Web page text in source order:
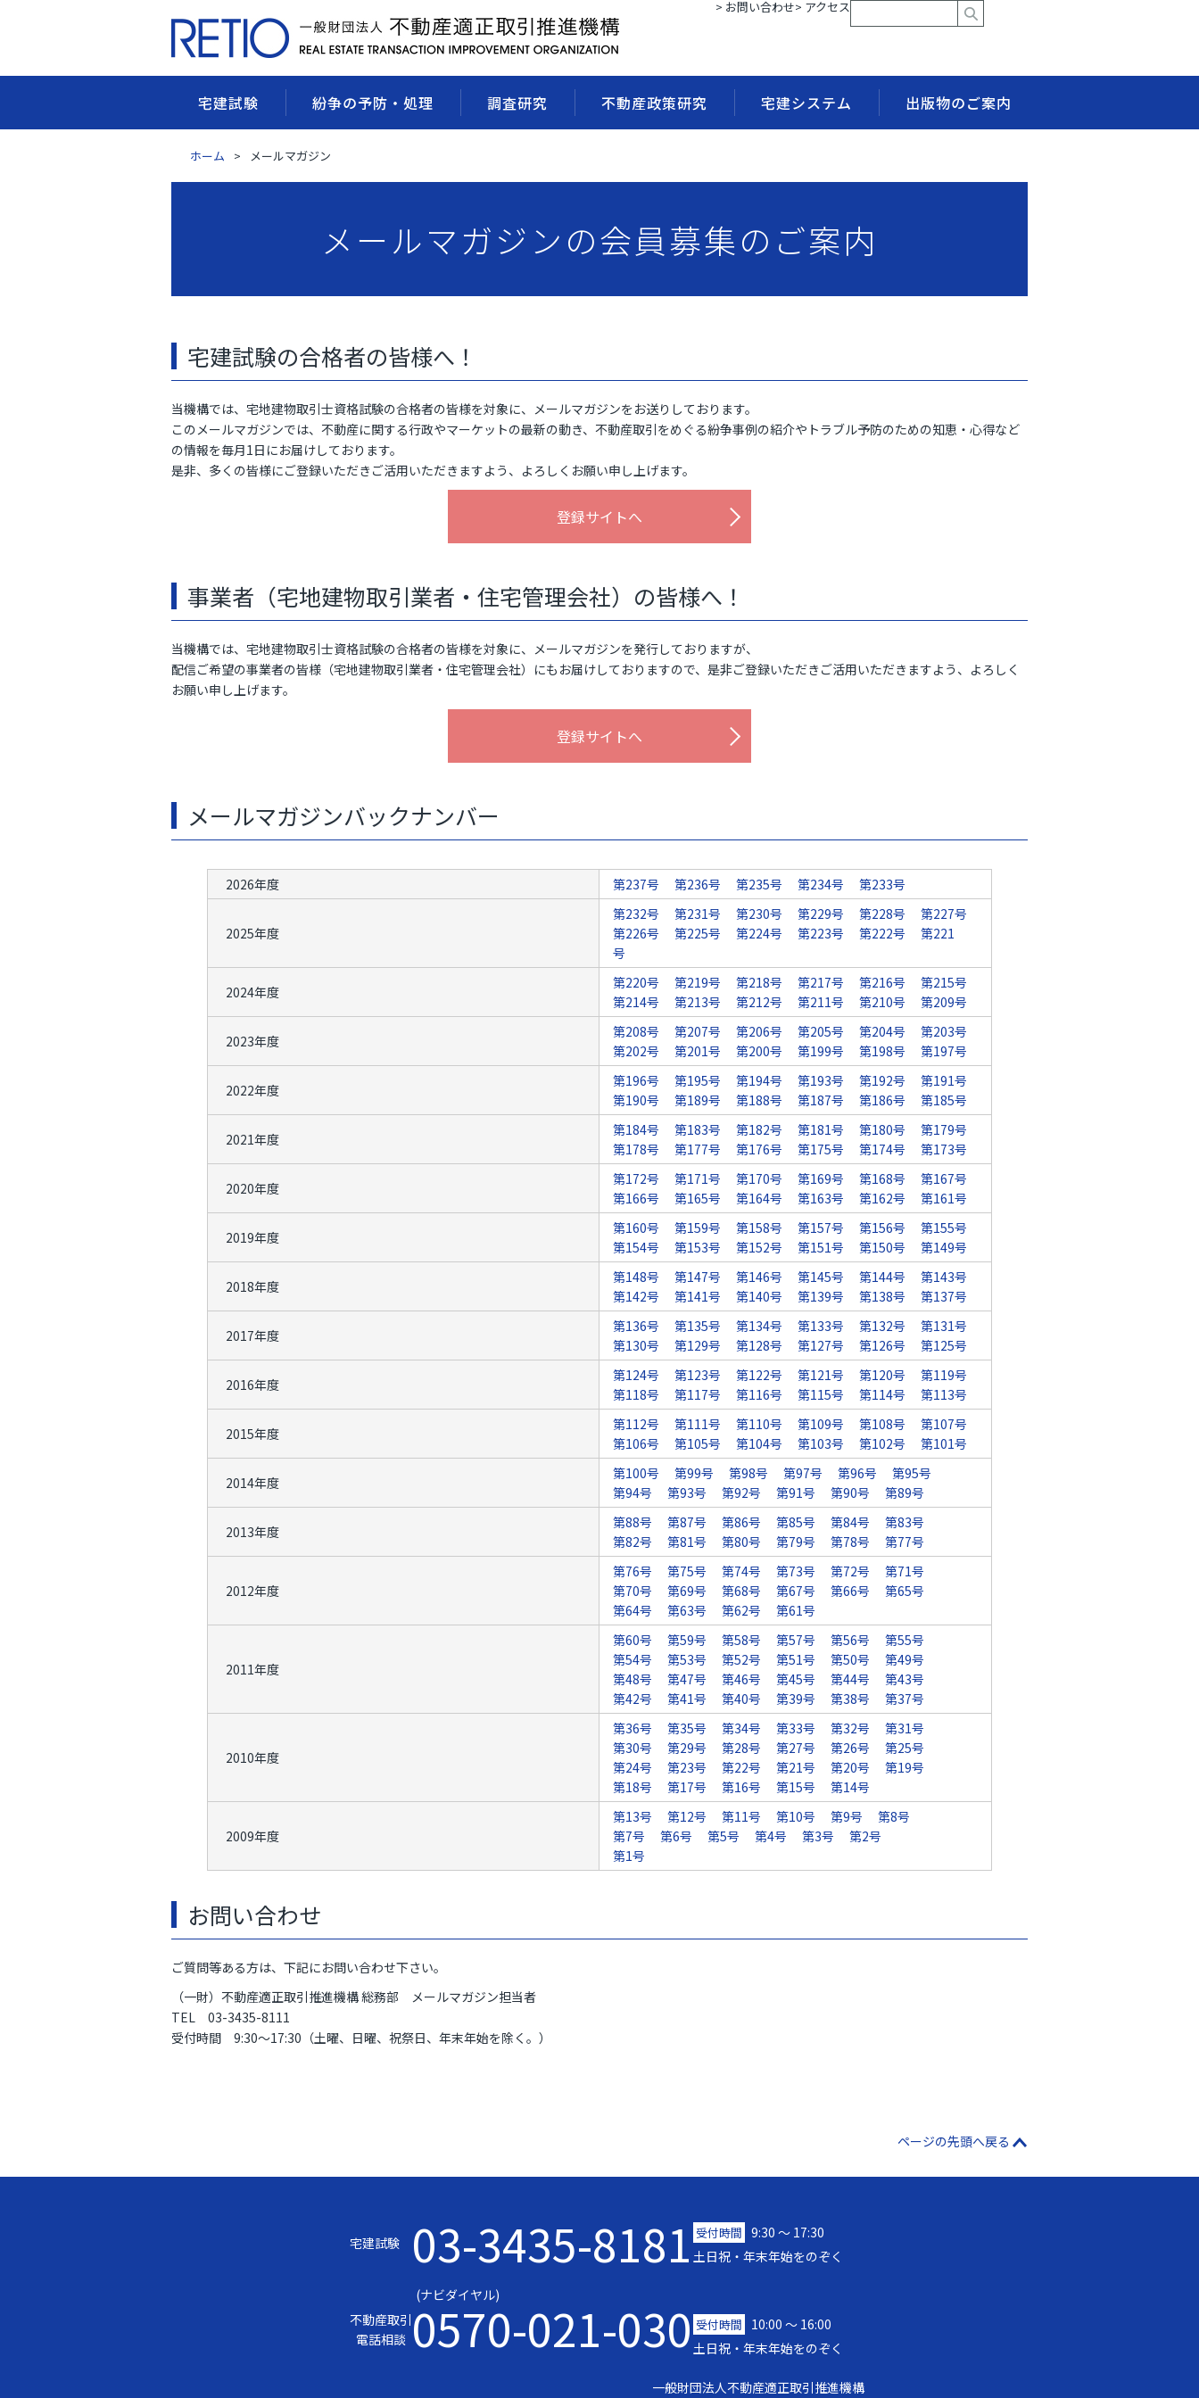
> お問い合わせ> アクセス
宅建試験 紛争の予防・処理 調査研究 不動産政策研究 宅建システム 出版物のご案内
ホーム メールマガジン
メールマガジンの会員募集のご案内
宅建試験の合格者の皆様へ！
当機構では、宅地建物取引士資格試験の合格者の皆様を対象に、メールマガジンをお送りしております。
このメールマガジンでは、不動産に関する行政やマーケットの最新の動き、不動産取引をめぐる紛争事例の紹介やトラブル予防のための知恵・心得など
の情報を毎月1日にお届けしております。
是非、多くの皆様にご登録いただきご活用いただきますよう、よろしくお願い申し上げます。
登録サイトへ
事業者（宅地建物取引業者・住宅管理会社）の皆様へ！
当機構では、宅地建物取引士資格試験の合格者の皆様を対象に、メールマガジンを発行しておりますが、
配信ご希望の事業者の皆様（宅地建物取引業者・住宅管理会社）にもお届けしておりますので、是非ご登録いただきご活用いただきますよう、よろしく
お願い申し上げます。
登録サイトへ
メールマガジンバックナンバー
2026年度 第237号 第236号 第235号 第234号 第233号
2025年度
第232号 第231号 第230号 第229号 第228号
第227号
第226号
第225号 第224号 第223号 第222号
第221
号
2024年度
第220号 第219号 第218号 第217号 第216号
第215号
第214号
第213号 第212号 第211号 第210号 第209号
2023年度
第208号 第207号 第206号 第205号 第204号
第203号
第202号
第201号 第200号 第199号 第198号 第197号
2022年度
第196号 第195号 第194号 第193号 第192号
第191号
第190号
第189号 第188号 第187号 第186号 第185号
2021年度
第184号 第183号 第182号 第181号 第180号
第179号
第178号
第177号 第176号 第175号 第174号 第173号
2020年度
第172号 第171号 第170号 第169号 第168号
第167号
第166号
第165号 第164号 第163号 第162号 第161号
2019年度
第160号 第159号 第158号 第157号 第156号
第155号
第154号
第153号 第152号 第151号 第150号 第149号
2018年度
第148号 第147号 第146号 第145号 第144号
第143号
第142号
第141号 第140号 第139号 第138号 第137号
2017年度
第136号 第135号 第134号 第133号 第132号
第131号
第130号
第129号 第128号 第127号 第126号 第125号
2016年度
第124号 第123号 第122号 第121号 第120号
第119号
第118号
第117号 第116号 第115号 第114号 第113号
2015年度
第112号 第111号 第110号 第109号 第108号
第107号
第106号
第105号 第104号 第103号 第102号 第101号
2014年度
第100号 第99号 第98号 第97号 第96号
第95号
第94号
第93号 第92号 第91号 第90号 第89号
2013年度
第88号 第87号 第86号 第85号 第84号
第83号
第82号
第81号 第80号 第79号 第78号 第77号
2012年度
第76号 第75号 第74号 第73号 第72号
第71号
第70号
第69号 第68号 第67号 第66号
第65号
第64号
第63号 第62号 第61号
2011年度
第60号 第59号 第58号 第57号 第56号
第55号
第54号
第53号 第52号 第51号 第50号
第49号
第48号
第47号 第46号 第45号 第44号
第43号
第42号
第41号 第40号 第39号 第38号 第37号
2010年度
第36号 第35号 第34号 第33号 第32号
第31号
第30号
第29号 第28号 第27号 第26号
第25号
第24号
第23号 第22号 第21号 第20号
第19号
第18号
第17号 第16号 第15号 第14号
2009年度
第13号 第12号 第11号 第10号 第9号
第8号
第7号
第6号 第5号 第4号 第3号
第2号
第1号
お問い合わせ
ご質問等ある方は、下記にお問い合わせ下さい。
（一財）不動産適正取引推進機構 総務部 メールマガジン担当者
TEL 03-3435-8111
受付時間 9:30～17:30（土曜、日曜、祝祭日、年末年始を除く。）
ページの先頭へ戻る
宅建試験 03-3435-8181 受付時間 9:30 〜 17:30
土日祝・年末年始をのぞく
不動産取引
電話相談
(ナビダイヤル)
0570-021-030 受付時間
10:00 ～ 16:00
土日祝・年末年始をのぞく
一般財団法人不動産適正取引推進機構